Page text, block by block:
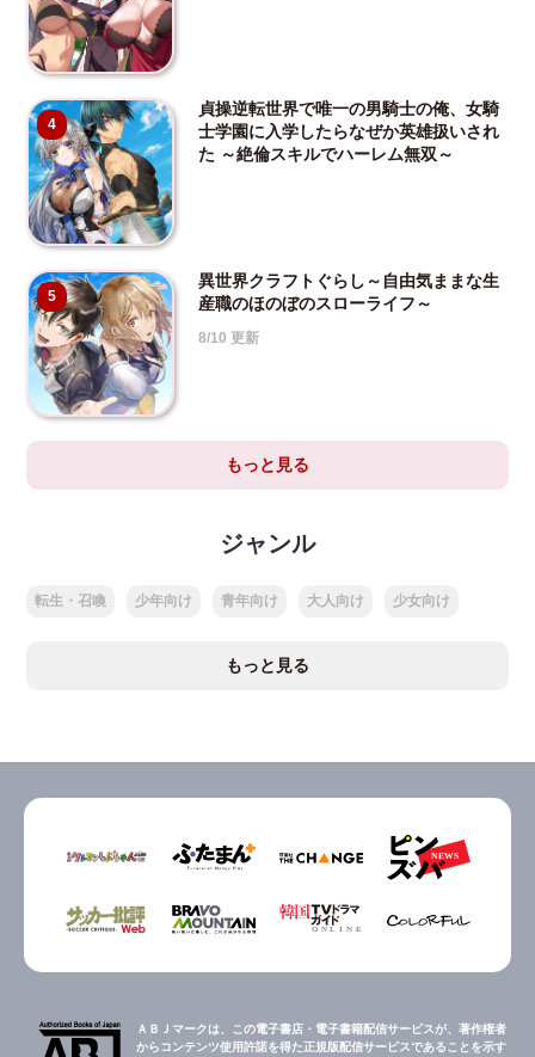
4
貞操逆転世界で唯一の男騎士の俺、女騎
士学園に入学したらなぜか英雄扱いされ
た ～絶倫スキルでハーレム無双～
5
異世界クラフトぐらし～自由気ままな生
産職のほのぼのスローライフ～
8/10 更新
もっと見る
ジャンル
転生・召喚 少年向け 青年向け 大人向け 少女向け
もっと見る
ＡＢＪマークは、この電子書店・電子書籍配信サービスが、著作権者
からコンテンツ使用許諾を得た正規版配信サービスであることを示す